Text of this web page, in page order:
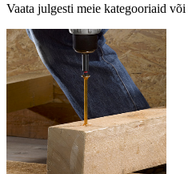
Vaata julgesti meie kategooriaid